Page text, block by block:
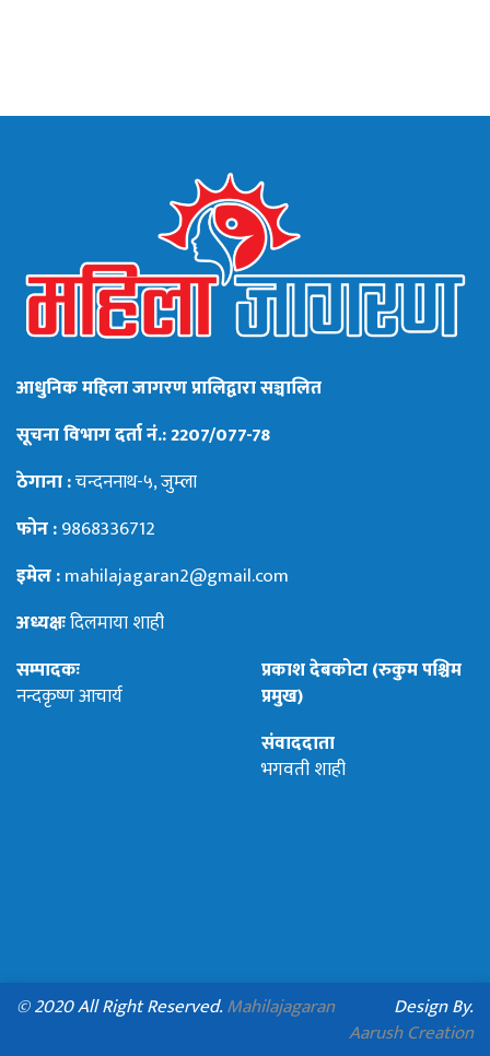
आधुनिक महिला जागरण प्रालिद्वारा सञ्चालित
सूचना विभाग दर्ता नं.: 2207/077-78
ठेगाना :चन्दननाथ-५, जुम्ला
फोन :9868336712
इमेल :mahilajagaran2@gmail.com
अध्यक्षःदिलमाया शाही
सम्पादकः
नन्दकृष्ण आचार्य
प्रकाश देबकोटा (रुकुम पश्चिम
प्रमुख)
संवाददाता
भगवती शाही
© 2020 All Right Reserved.Mahilajagaran
Design By.
Aarush Creation